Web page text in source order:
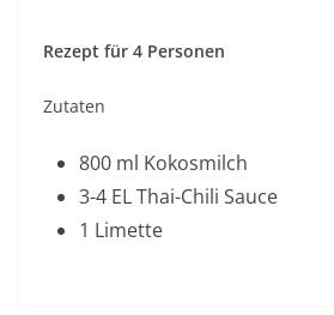
Rezept für 4 Personen
Zutaten
800 ml Kokosmilch
3-4 EL Thai-Chili Sauce
1 Limette